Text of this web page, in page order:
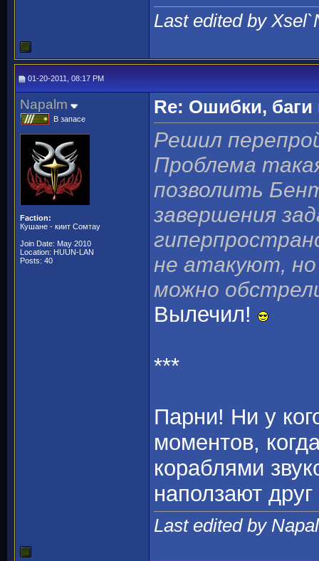
Last edited by
01-20-2011, 08:17 PM
Napalm
В запасе
Faction:
Кушане - киит Сомтау
Join Date: May 2010
Location: HUUN-LAN
Posts: 40
Re: Ошибки, баги
Решил
Проблема
позволить
завершения
не атакуют,
можно
Вылечил!
***
Парни! Ни у
моментов,
кораблями
наползают
Last edited by